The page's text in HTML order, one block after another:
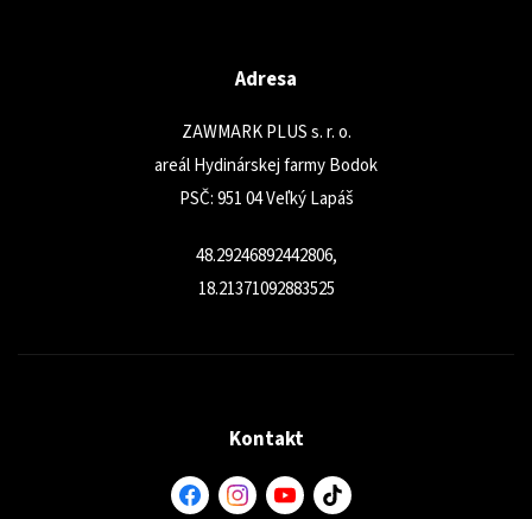
Adresa
ZAWMARK PLUS s. r. o.
areál Hydinárskej farmy Bodok
PSČ: 951 04 Veľký Lapáš
48.29246892442806,
18.21371092883525
Kontakt